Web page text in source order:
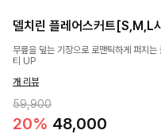
델치린 플레어스커트[S,M,L
무릎을 덮는 기장으로 로맨틱하게 퍼지
티 UP
개 리뷰
59,900
20% 48,000